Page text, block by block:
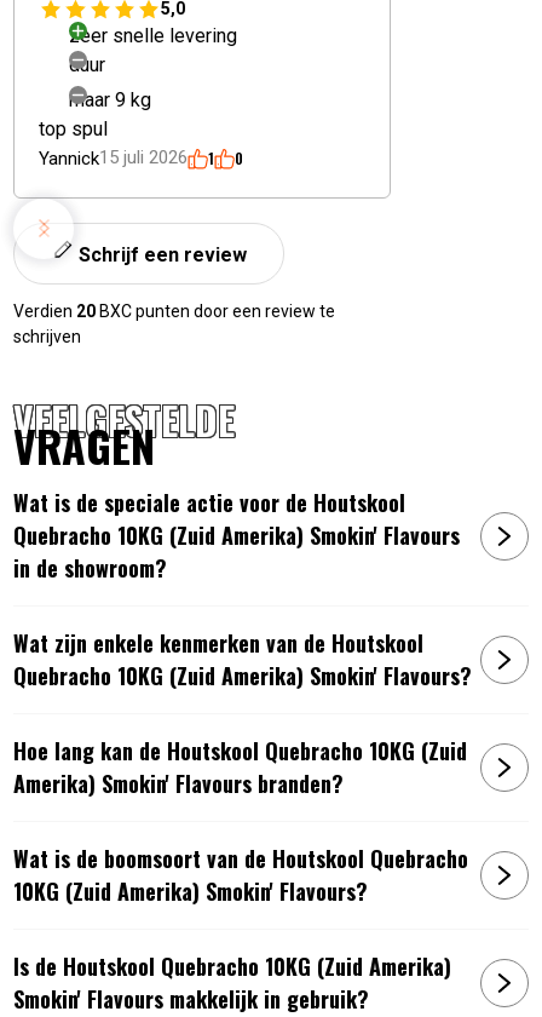
5,0
zeer snelle levering
duur
maar 9 kg
top spul
Yannick15 juli 2026 1 0
Schrijf een review
Verdien 20BXC punten door een review te
schrijven
VEELGESTELDE
VRAGEN
Wat is de speciale actie voor de Houtskool
Quebracho 10KG (Zuid Amerika) Smokin' Flavours
in de showroom?
Wat zijn enkele kenmerken van de Houtskool
Quebracho 10KG (Zuid Amerika) Smokin' Flavours?
Hoe lang kan de Houtskool Quebracho 10KG (Zuid
Amerika) Smokin' Flavours branden?
Wat is de boomsoort van de Houtskool Quebracho
10KG (Zuid Amerika) Smokin' Flavours?
Is de Houtskool Quebracho 10KG (Zuid Amerika)
Smokin' Flavours makkelijk in gebruik?